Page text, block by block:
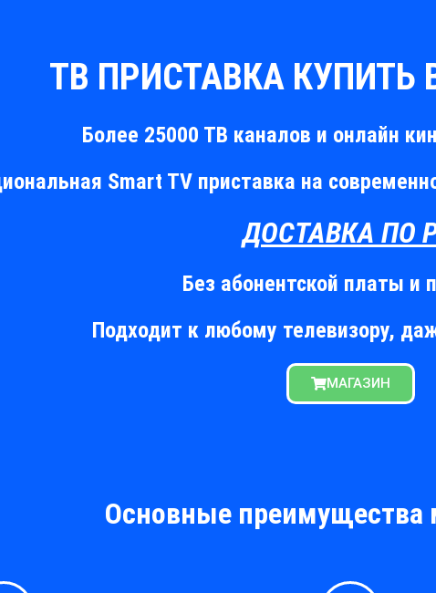
ТВ ПРИСТАВКА
Более 25000 ТВ каналов и онлайн
Smart TV приставка на
ДОСТАВКА ПО
Без абонентской платы и
Подходит к любому телевизору,
МАГАЗИН
Основные преимущества